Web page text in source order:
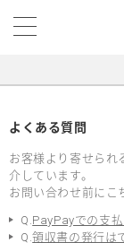
よくある質問
お客様より寄せられ
介しています。
お問い合わせ前にこ
Q.PayPayでの支
Q.領収書の発行は